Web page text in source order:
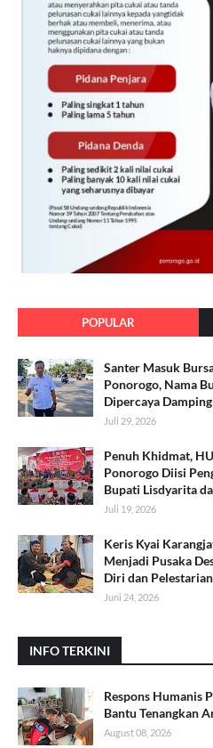
POPULAR
Santer Masuk
Ponorogo, Nama
Dipercaya
Juli 29, 2026
Penuh Khidmat,
Ponorogo Diisi
Bupati Lisdyarita
Juli 19, 2026
Keris Kyai
Menjadi Pusaka
Diri dan
Juni 24, 2026
INFO TERKINI
Respons Humanis
Bantu Tenangkan
August 08, 2026